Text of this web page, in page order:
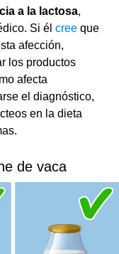
a la lactosa,
Si él cree que
afección,
los productos
afecta
el diagnóstico,
en la dieta
de vaca